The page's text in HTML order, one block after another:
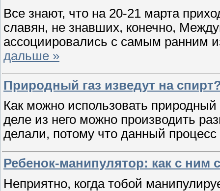
Все знают, что на 20-21 марта
славян, не знавших, конечно,
ассоциировались с самым ранним
дальше »
Природный газ изведут на
Как можно использовать
деле из него можно производить
делали, потому что данный
Ребенок-манипулятор: как с
Неприятно, когда тобой